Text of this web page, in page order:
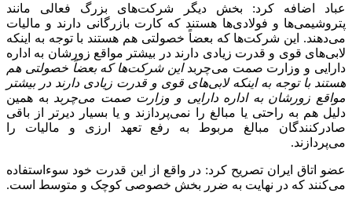
عباد اضافه کرد: بخش دیگر شرکت‌های بزرگ فعالی مانند
پتروشیمی‌ها و فولادی‌ها هستند که کارت بازرگانی دارند و مالیات
می‌دهند. این شرکت‌ها که بعضاً خصولتی هم هستند با توجه به اینکه
لابی‌های قوی و قدرت زیادی دارند در بیشتر مواقع زورشان به اداره
دارایی و وزارت صمت می‌چربد این شرکت‌ها که بعضاًخصولتی هم
هستند با توجه به اینکه لابی‌های قوی و قدرت زیادی دارند در بیشتر
مواقع زورشان به اداره دارایی و وزارتصمت می‌چربد به همین
دلیل هم به راحتی یا مبالغ را نمی‌پردازند و یا بسیار دیرتر از باقی
صادرکنندگان مبالغ مربوط به رفع تعهد ارزی و مالیات را
می‌پردازند.
عضو اتاق ایران تصریح کرد: در واقع از این قدرت خود سوءاستفاده
می‌کنند که در نهایت به ضرر بخش خصوصی کوچک و متوسط است.